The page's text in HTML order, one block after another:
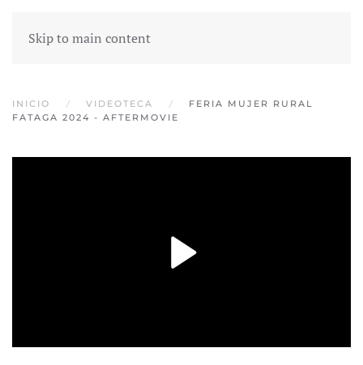
Skip to main content
INICIO VIDEOTECA
FERIA MUJER RURAL
FATAGA 2024 - AFTERMOVIE